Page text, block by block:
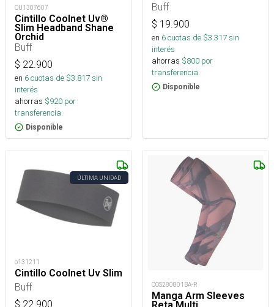
OU1307607
Cintillo Coolnet Uv®
Slim Headband Shane
Orchid
Buff
$ 22.900
en 6cuotas de $3.817sin
interés
ahorras $920 por
transferencia.
Disponible
Buff
$ 19.900
en 6cuotas de $3.317sin
interés
ahorras $800 por
transferencia.
Disponible
ÚLTIMA UNIDAD
o131211
Cintillo Coolnet Uv Slim
Buff
$ 22.900
COS280801BA-R
Manga Arm Sleeves
Reta Multi